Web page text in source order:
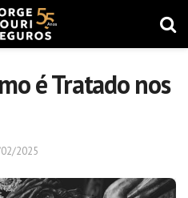
é Tratado nos
2025